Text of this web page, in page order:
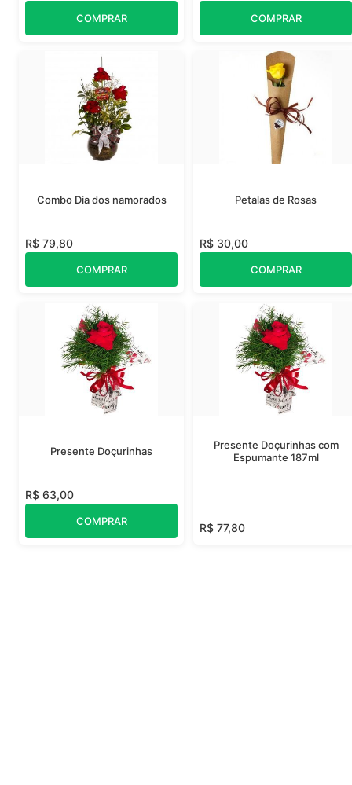
COMPRAR COMPRAR
Combo Dia dos namorados
R$ 79,80
COMPRAR
Petalas de Rosas
R$ 30,00
COMPRAR
Presente Doçurinhas
R$ 63,00
COMPRAR
Presente Doçurinhas com
Espumante 187ml
R$ 77,80